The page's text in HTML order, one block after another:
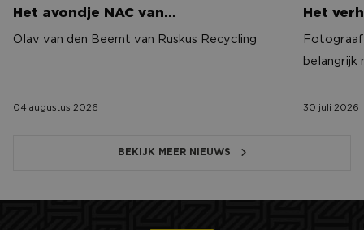
Het avondje NAC van…
Olav van den Beemt van Ruskus Recycling
04 augustus 2026
Het
belangrijk
30 juli 2026
BEKIJK MEER NIEUWS